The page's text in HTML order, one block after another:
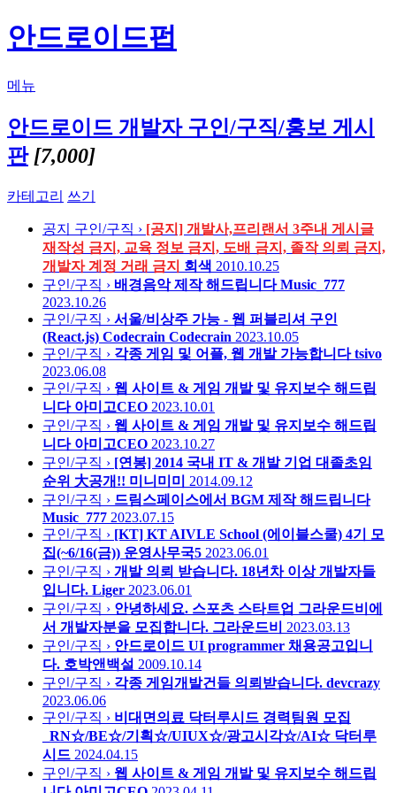
안드로이드펍
메뉴
안드로이드 개발자 구인/구직/홍보 게시
판 [7,000]
카테고리 쓰기
공지 구인/구직 › [공지] 개발사,프리랜서 3주내 게시글
재작성 금지, 교육 정보 금지, 도배 금지, 졸작 의뢰 금지,
개발자 계정 거래 금지 회색 2010.10.25
구인/구직 › 배경음악 제작 해드립니다 Music_777
2023.10.26
구인/구직 › 서울/비상주 가능 - 웹 퍼블리셔 구인
(React.js) Codecrain Codecrain 2023.10.05
구인/구직 › 각종 게임 및 어플, 웹 개발 가능합니다 tsivo
2023.06.08
구인/구직 › 웹 사이트 & 게임 개발 및 유지보수 해드립
니다 아미고CEO 2023.10.01
구인/구직 › 웹 사이트 & 게임 개발 및 유지보수 해드립
니다 아미고CEO 2023.10.27
구인/구직 › [연봉] 2014 국내 IT & 개발 기업 대졸초임
순위 大공개!! 미니미미
2014.09.12
구인/구직 › 드림스페이스에서 BGM 제작 해드립니다
Music_777 2023.07.15
구인/구직 › [KT] KT AIVLE School (에이블스쿨) 4기 모
집(~6/16(금)) 운영사무국5 2023.06.01
구인/구직 › 개발 의뢰 받습니다. 18년차 이상 개발자들
입니다. Liger 2023.06.01
구인/구직 › 안녕하세요. 스포츠 스타트업 그라운드비에
서 개발자분을 모집합니다. 그라운드비
2023.03.13
구인/구직 › 안드로이드 UI programmer 채용공고입니
다. 호박앤백설 2009.10.14
구인/구직 › 각종 게임개발건들 의뢰받습니다. devcrazy
2023.06.06
구인/구직 › 비대면의료 닥터루시드 경력팀원 모집
_RN☆/BE☆/기획☆/UIUX☆/광고시각☆/AI☆ 닥터루
시드 2024.04.15
구인/구직 › 웹 사이트 & 게임 개발 및 유지보수 해드립